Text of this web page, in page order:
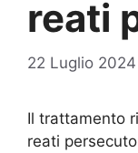
reati
22 Luglio 2024
Il trattamento
reati